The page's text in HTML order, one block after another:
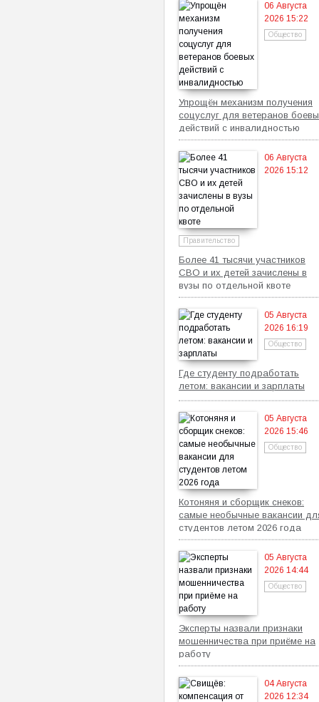
06 Августа
2026 15:22
Общество
Упрощён механизм получения
соцуслуг для ветеранов
действий с инвалидностью
06 Августа
2026 15:12
Правительство
Более 41 тысячи участников
СВО и их детей зачислены в
вузы по отдельной квоте
05 Августа
2026 16:19
Общество
Где студенту подработать
летом: вакансии и зарплаты
05 Августа
2026 15:46
Общество
Котоняня и сборщик снеков:
самые необычные вакансии
студентов летом 2026 года
05 Августа
2026 14:44
Общество
Эксперты назвали признаки
мошенничества при приёме на
работу
04 Августа
2026 12:34